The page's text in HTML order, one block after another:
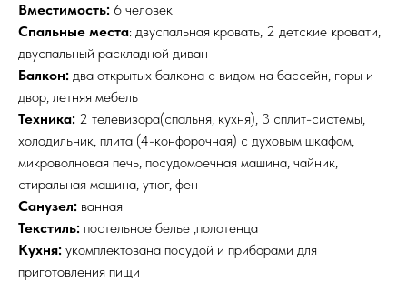
Вместимость: 6 человек
Спальные места: двуспальная кровать, 2 детские кровати,
двуспальный раскладной диван
Балкон: два открытых балкона с видом на бассейн, горы и
двор, летняя мебель
Техника: 2 телевизора(спальня, кухня), 3 сплит-системы,
холодильник, плита (4-конфорочная) с духовым шкафом,
микроволновая печь, посудомоечная машина, чайник,
стиральная машина, утюг, фен
Санузел: ванная
Текстиль: постельное белье ,полотенца
Кухня: укомплектована посудой и приборами для
приготовления пищи